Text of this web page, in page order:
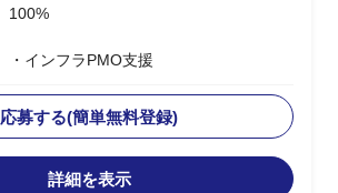
100%
・インフラPMO支援
応募する(簡単無料登録)
詳細を表示